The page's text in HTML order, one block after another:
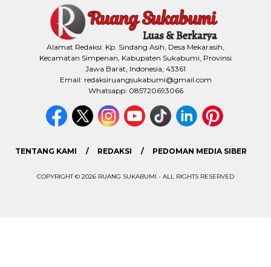
Alamat Redaksi: Kp. Sindang Asih, Desa Mekarasih,
Kecamatan Simpenan, Kabupaten Sukabumi, Provinsi
Jawa Barat, Indonesia, 43361
Email: redaksiruangsukabumi@gmail.com
Whatsapp: 085720693066
TENTANG KAMI REDAKSI PEDOMAN MEDIA SIBER
COPYRIGHT © 2026 RUANG SUKABUMI - ALL RIGHTS RESERVED